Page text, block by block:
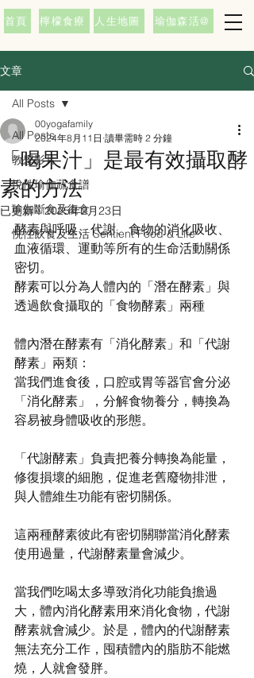
首頁 檸檬食療 人生地圖 瑜伽森活@
文章
All Posts
教學影片
悅性瑜伽蔬食譜
瑜伽斷食及復食
悅性飲食及生活 Sentient Food & Life
All Posts
「喝果汁」是最有效攝取酵
素的方法
00yogafamily
2024年8月11日 讀畢需時 2 分鐘
已更新：2025年2月23日
酵素與呼吸、代謝、食物的消化吸收、
血液循環、運動等所有的生命活動關係
密切。
酵素可以分為人體內的「潛在酵素」與
透過飲食攝取的「食物酵素」兩種
體內潛在酵素有「消化酵素」和「代謝
酵素」兩類：
當我們進食後，口腔或胃等器官會分泌
「消化酵素」，分解食物養分，轉換為
容易被身體吸收的形態。
「代謝酵素」負責把養分轉換為能量，
修復損壞的細胞，促進老舊廢物排泄，
與人體維生功能有密切關係。
這兩種酵素彼此有密切關聯當消化酵素
使用過量，代謝酵素量會減少。
當我們吃喝太多導致消化功能負擔過
大，體內消化酵素用來消化食物，代謝
酵素就會減少。於是，體內的代謝酵素
無法充分工作，囤積體內的脂肪不能燃
燒，人就會發胖。